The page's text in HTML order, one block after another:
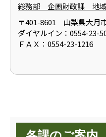
総務部 企画財政課 地域
〒401-8601 山梨県大月
ダイヤルイン：0554-23-
ＦＡＸ：0554-23-1216